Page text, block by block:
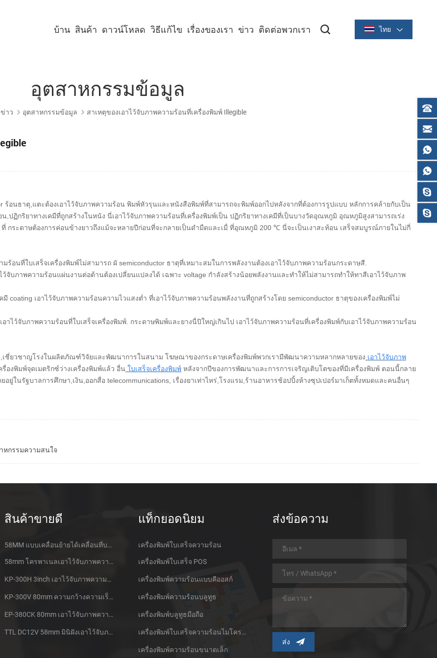
ไทย
บ้าน สินค้า ดาวน์โหลด วิธีแก้ไข เรื่องของเรา ข่าว ติดต่อพวกเรา
อุตสาหกรรมข้อมูล
ข่าว อุตสาหกรรมข้อมูล สาเหตุของเอาไว้จับภาพความร้อนที่เครื่องพิมพ์ Illegible
ร้อนธาตุ,แตะต้องเอาไว้จับภาพความร้อน พิมพ์หัวรุนและหนังสือพิมพ์ที่สามารถจะพิมพ์ออกไปหลังจากที่ต้องการรูปแบบ หลักการคล้ายกับเป็น
,ปฏิกริยาทางเคมีที่ถูกสร้างในหนัง นี่เอาไว้จับภาพความร้อนที่เครื่องพิมพ์เป็น ปฏิกริยาทางเคมีที่เป็นบางวัดอุณหภูมิ อุณหภูมิสูงสามารถเร่ง
ที่ กระดาษต้องการค่อนข้างยาวถึงแม้จะหลายปีก่อนที่จะกลายเป็นดำมืดและเมื่ ที่อุณหภูมิ 200 ℃ นี่จะเป็นเงาสะท้อน เสร็จสมบูรณ์ภายในไม่กี่
ร้อนที่ใบเสร็จเครื่องพิมพ์ไม่สามารถ ผั semiconductor ธาตุที่เหมาะสมในการพลังงานต้องเอาไว้จับภาพความร้อนกระดาษสี.
ว้จับภาพความร้อนแผ่นงานต่อต้านต้องเปลี่ยนแปลงได้ เฉพาะ voltage กำลังสร้างน้อยพลังงานและทำให้ไม่สามารถทำให้ทาสีเอาไว้จับภาพ
coating เอาไว้จับภาพความร้อนความไวแสงต่ำ ที่เอาไว้จับภาพความร้อนพลังงานที่ถูกสร้างโดย semiconductor ธาตุของเครื่องพิมพ์ไม่
าไว้จับภาพความร้อนที่ใบเสร็จเครื่องพิมพ์. กระดาษพิมพ์และยางนื่ปิใหญ่เกินไป เอาไว้จับภาพความร้อนที่เครื่องพิมพ์กับเอาไว้จับภาพความร้อน
,เชี่ยวชาญโรงในผลิตภัณฑ์วิจัยและพัฒนาการในสนาม โฆษณาของกระดาษเครื่องพิมพ์พวกเรามีพัฒนาความหลากหลายของ เอาไว้จับภาพ
รื่องพิมพ์จุดเมตริกซ์ว่างเครื่องพิมพ์แล้ว อื่น ใบเสร็จเครื่องพิมพ์ หลังจากปีของการพัฒนาและการการเจริญเติบโตของที่มีเครื่องพิมพ์ ตอนนี้กลาย
ในรัฐบาลการศึกษา,เงิน,ออกสื่อ telecommunications, เรื่องยาเท่าไหร่,โรงแรม,ร้านอาหารช้อปปิ้งห้างซุปเปอร์มาเก็ตทั้งหมดและคนอื่นๆ
หกรรมความสนใจ
สินค้าขายดี
58MM แบบเคลื่อนย้ายได้เคลื่อนที่บลูทูธเอาไว้จับภาพความร้อนที่เครื่องพิมพ์ PTP-ฉัน
58mm โครพาเนลเอาไว้จับภาพความร้อนที่ใบเสร็จของเครื่องพิมพ์ CSN-A1
KP-300H 3inch เอาไว้จับภาพความร้อนที่ Kiosk เครื่องพิมพ์ศูนย์ควบคุม Kde ในโมดูล
KP-300V 80mm ความกว้างความเร็วสูง Kiosk เอาไว้จับภาพความร้อนที่เครื่องพิมพ์
EP-380CK 80mm เอาไว้จับภาพความร้อนที่เครื่องพิมพ์ด้วปิดล็อค
TTL DC12V 58mm มินิฝังเอาไว้จับภาพความร้อนนั่งแท็กซี่กใบเสร็จของเครื่องพิมพ์
แท็กยอดนิยม
เครื่องพิมพ์ใบเสร็จความร้อน
เครื่องพิมพ์ใบเสร็จ POS
เครื่องพิมพ์ความร้อนแบบคีออสก์
เครื่องพิมพ์ความร้อนบลูทูธ
เครื่องพิมพ์บลูทูธมือถือ
เครื่องพิมพ์ใบเสร็จความร้อนไมโครพาเนล
เครื่องพิมพ์ความร้อนขนาดเล็ก
ส่งข้อความ